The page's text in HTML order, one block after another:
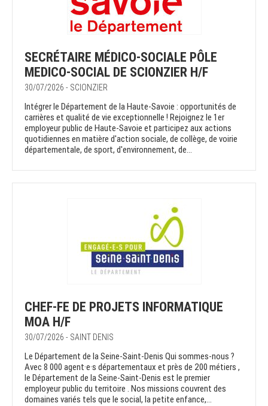
SECRÉTAIRE MÉDICO-SOCIALE PÔLE
MEDICO-SOCIAL DE SCIONZIER H/F
30/07/2026 - SCIONZIER
Intégrer le Département de la Haute-Savoie : opportunités de
carrières et qualité de vie exceptionnelle ! Rejoignez le 1er
employeur public de Haute-Savoie et participez aux actions
quotidiennes en matière d'action sociale, de collège, de voirie
départementale, de sport, d'environnement, de...
CHEF-FE DE PROJETS INFORMATIQUE
MOA H/F
30/07/2026 - SAINT DENIS
Le Département de la Seine-Saint-Denis Qui sommes-nous ?
Avec 8 000 agent·e·s départementaux et près de 200 métiers ,
le Département de la Seine-Saint-Denis est le premier
employeur public du territoire . Nos missions couvrent des
domaines variés tels que le social, la petite enfance,...